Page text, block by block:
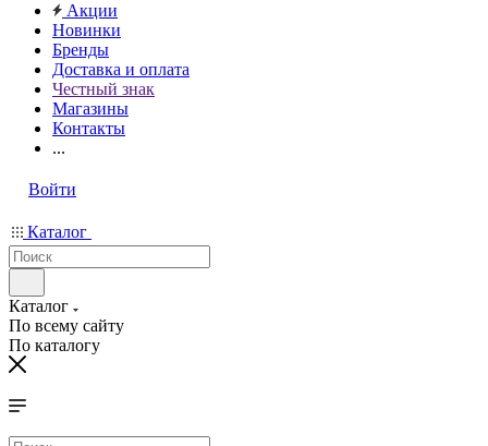
Акции
Новинки
Бренды
Доставка и оплата
Честный знак
Магазины
Контакты
...
Войти
Каталог
Каталог
По всему сайту
По каталогу